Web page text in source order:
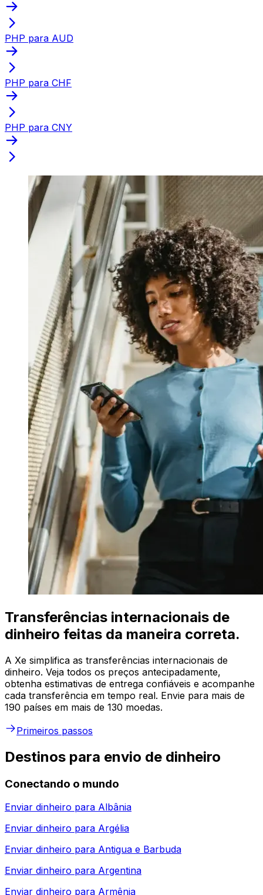
PHP para AUD
PHP para CHF
PHP para CNY
Transferências internacionais de
dinheiro feitas da maneira correta.
A Xe simplifica as transferências internacionais de
dinheiro. Veja todos os preços antecipadamente,
obtenha estimativas de entrega confiáveis e acompanhe
cada transferência em tempo real. Envie para mais de
190 países em mais de 130 moedas.
Primeiros passos
Destinos para envio de dinheiro
Conectando o mundo
Enviar dinheiro para Albânia
Enviar dinheiro para Argélia
Enviar dinheiro para Antigua e Barbuda
Enviar dinheiro para Argentina
Enviar dinheiro para Armênia